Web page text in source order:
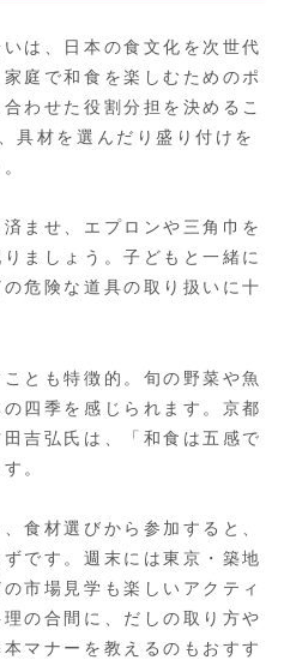
は、日本の食文化を次世代
庭で和食を楽しむためのポ
わせた役割分担を決めるこ
具材を選んだり盛り付けを
ませ、エプロンや三角巾を
ましょう。子どもと一緒に
危険な道具の取り扱いに十
とも特徴的。旬の野菜や魚
四季を感じられます。京都
吉弘氏は、「和食は五感で
。
食材選びから参加すると、
です。週末には東京・築地
市場見学も楽しいアクティ
の合間に、だしの取り方や
マナーを教えるのもおすす